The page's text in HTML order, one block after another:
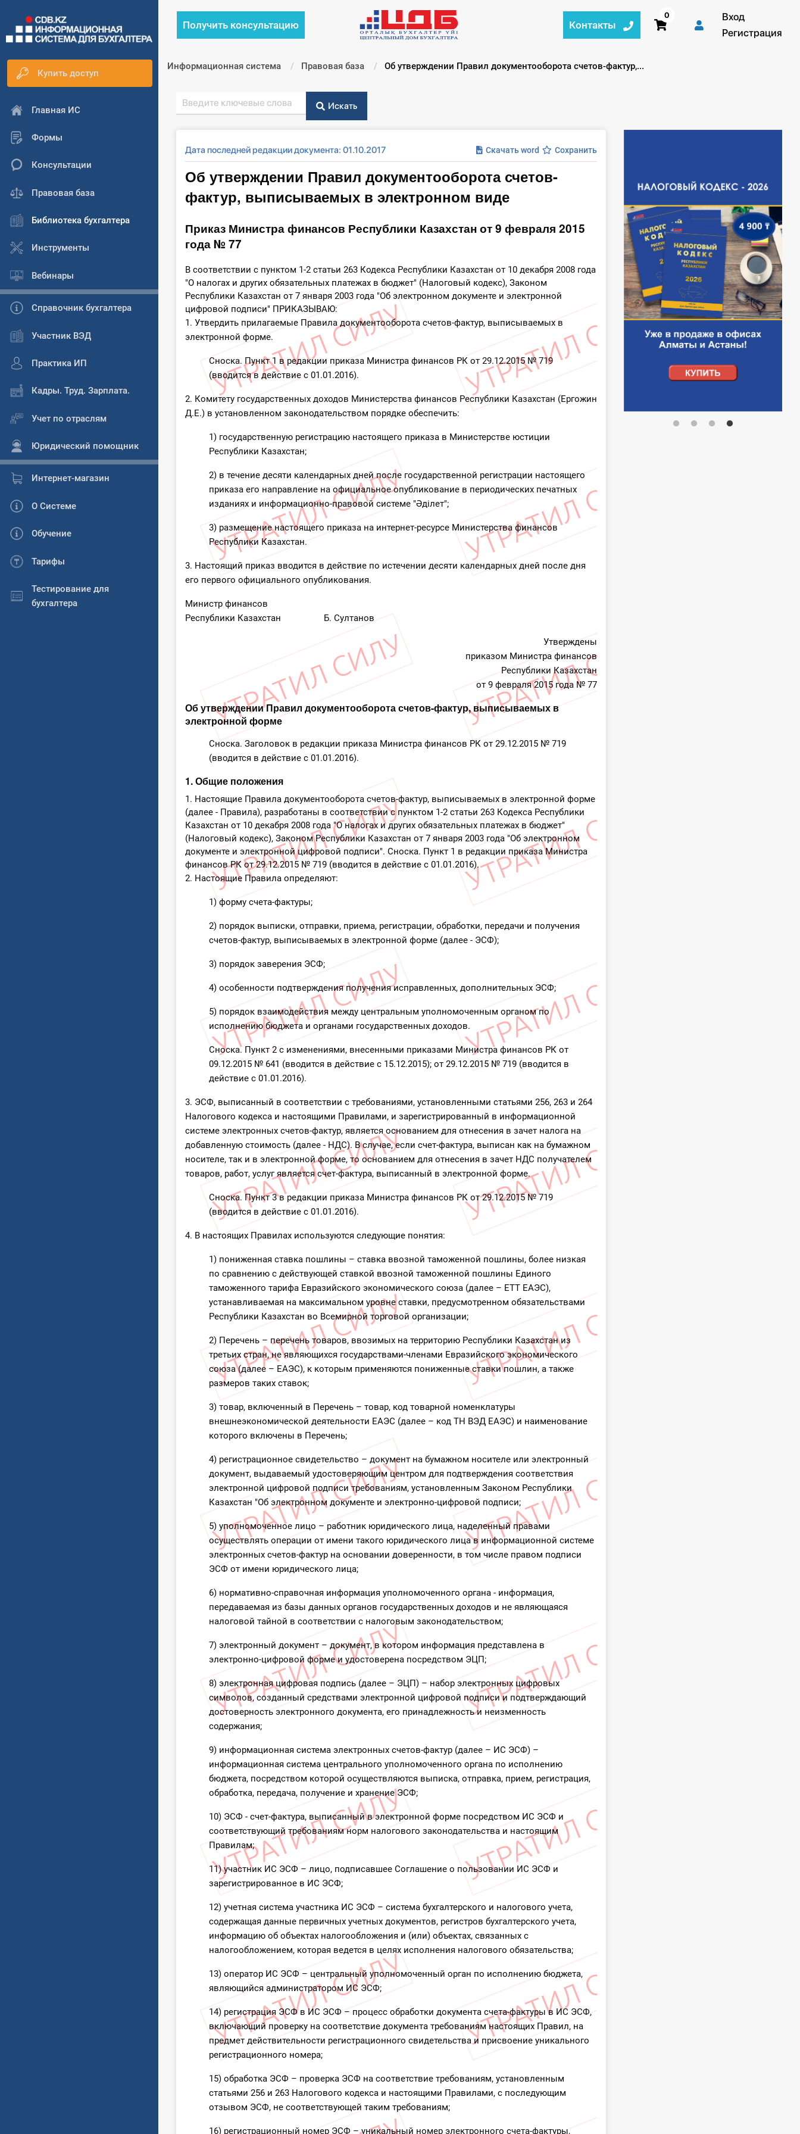
Купить доступ
Главная ИС
Формы
Консультации
Правовая база
Библиотека бухгалтера
Инструменты
Вебинары
Справочник бухгалтера
Участник ВЭД
Практика ИП
Кадры. Труд. Зарплата.
Учет по отраслям
Юридический помощник
Интернет-магазин
О Системе
Обучение
Тарифы
Тестирование для
бухгалтера
Получить консультацию Контакты
0
Вход
Регистрация
Информационная система Правовая база Текущий:
Об утверждении Правил документооборота счетов-фактур,...
Искать
Дата последней редакции документа: 01.10.2017 Скачать word Сохранить
Об утверждении Правил документооборота счетов-
фактур, выписываемых в электронном виде
Приказ Министра финансов Республики Казахстан от 9 февраля 2015
года № 77
В соответствии с пунктом 1-2 статьи 263 Кодекса Республики Казахстан от 10 декабря 2008 года
"О налогах и других обязательных платежах в бюджет" (Налоговый кодекс), Законом
Республики Казахстан от 7 января 2003 года "Об электронном документе и электронной
цифровой подписи" ПРИКАЗЫВАЮ:
1. Утвердить прилагаемые Правила документооборота счетов-фактур, выписываемых в
электронной форме.
Сноска. Пункт 1 в редакции приказа Министра финансов РК от 29.12.2015 № 719
(вводится в действие с 01.01.2016).
2. Комитету государственных доходов Министерства финансов Республики Казахстан (Ергожин
Д.Е.) в установленном законодательством порядке обеспечить:
1) государственную регистрацию настоящего приказа в Министерстве юстиции
Республики Казахстан;
2) в течение десяти календарных дней после государственной регистрации настоящего
приказа его направление на официальное опубликование в периодических печатных
изданиях и информационно-правовой системе "Әділет";
3) размещение настоящего приказа на интернет-ресурсе Министерства финансов
Республики Казахстан.
3. Настоящий приказ вводится в действие по истечении десяти календарных дней после дня
его первого официального опубликования.
Министр финансов
Республики Казахстан Б. Султанов
Утверждены
приказом Министра финансов
Республики Казахстан
от 9 февраля 2015 года № 77
Об утверждении Правил документооборота счетов-фактур, выписываемых в
электронной форме
Сноска. Заголовок в редакции приказа Министра финансов РК от 29.12.2015 № 719
(вводится в действие с 01.01.2016).
1. Общие положения
1. Настоящие Правила документооборота счетов-фактур, выписываемых в электронной форме
(далее - Правила), разработаны в соответствии с пунктом 1-2 статьи 263 Кодекса Республики
Казахстан от 10 декабря 2008 года "О налогах и других обязательных платежах в бюджет"
(Налоговый кодекс), Законом Республики Казахстан от 7 января 2003 года "Об электронном
документе и электронной цифровой подписи". Сноска. Пункт 1 в редакции приказа Министра
финансов РК от 29.12.2015 № 719 (вводится в действие с 01.01.2016).
2. Настоящие Правила определяют:
1) форму счета-фактуры;
2) порядок выписки, отправки, приема, регистрации, обработки, передачи и получения
счетов-фактур, выписываемых в электронной форме (далее - ЭСФ);
3) порядок заверения ЭСФ;
4) особенности подтверждения получения исправленных, дополнительных ЭСФ;
5) порядок взаимодействия между центральным уполномоченным органом по
исполнению бюджета и органами государственных доходов.
Сноска. Пункт 2 с изменениями, внесенными приказами Министра финансов РК от
09.12.2015 № 641 (вводится в действие с 15.12.2015); от 29.12.2015 № 719 (вводится в
действие с 01.01.2016).
3. ЭСФ, выписанный в соответствии с требованиями, установленными статьями 256, 263 и 264
Налогового кодекса и настоящими Правилами, и зарегистрированный в информационной
системе электронных счетов-фактур, является основанием для отнесения в зачет налога на
добавленную стоимость (далее - НДС). В случае, если счет-фактура, выписан как на бумажном
носителе, так и в электронной форме, то основанием для отнесения в зачет НДС получателем
товаров, работ, услуг является счет-фактура, выписанный в электронной форме.
Сноска. Пункт 3 в редакции приказа Министра финансов РК от 29.12.2015 № 719
(вводится в действие с 01.01.2016).
4. В настоящих Правилах используются следующие понятия:
1) пониженная ставка пошлины – ставка ввозной таможенной пошлины, более низкая
по сравнению с действующей ставкой ввозной таможенной пошлины Единого
таможенного тарифа Евразийского экономического союза (далее – ЕТТ ЕАЭС),
устанавливаемая на максимальном уровне ставки, предусмотренном обязательствами
Республики Казахстан во Всемирной торговой организации;
2) Перечень – перечень товаров, ввозимых на территорию Республики Казахстан из
третьих стран, не являющихся государствами-членами Евразийского экономического
союза (далее – ЕАЭС), к которым применяются пониженные ставки пошлин, а также
размеров таких ставок;
3) товар, включенный в Перечень – товар, код товарной номенклатуры
внешнеэкономической деятельности ЕАЭС (далее – код ТН ВЭД ЕАЭС) и наименование
которого включены в Перечень;
4) регистрационное свидетельство – документ на бумажном носителе или электронный
документ, выдаваемый удостоверяющим центром для подтверждения соответствия
электронной цифровой подписи требованиям, установленным Законом Республики
Казахстан "Об электронном документе и электронно-цифровой подписи;
5) уполномоченное лицо – работник юридического лица, наделенный правами
осуществлять операции от имени такого юридического лица в информационной системе
электронных счетов-фактур на основании доверенности, в том числе правом подписи
ЭСФ от имени юридического лица;
6) нормативно-справочная информация уполномоченного органа - информация,
передаваемая из базы данных органов государственных доходов и не являющаяся
налоговой тайной в соответствии с налоговым законодательством;
7) электронный документ – документ, в котором информация представлена в
электронно-цифровой форме и удостоверена посредством ЭЦП;
8) электронная цифровая подпись (далее – ЭЦП) – набор электронных цифровых
символов, созданный средствами электронной цифровой подписи и подтверждающий
достоверность электронного документа, его принадлежность и неизменность
содержания;
9) информационная система электронных счетов-фактур (далее – ИС ЭСФ) –
информационная система центрального уполномоченного органа по исполнению
бюджета, посредством которой осуществляются выписка, отправка, прием, регистрация,
обработка, передача, получение и хранение ЭСФ;
10) ЭСФ - счет-фактура, выписанный в электронной форме посредством ИС ЭСФ и
соответствующий требованиям норм налогового законодательства и настоящим
Правилам;
11) участник ИС ЭСФ – лицо, подписавшее Соглашение о пользовании ИС ЭСФ и
зарегистрированное в ИС ЭСФ;
12) учетная система участника ИС ЭСФ – система бухгалтерского и налогового учета,
содержащая данные первичных учетных документов, регистров бухгалтерского учета,
информацию об объектах налогообложения и (или) объектах, связанных с
налогообложением, которая ведется в целях исполнения налогового обязательства;
13) оператор ИС ЭСФ – центральный уполномоченный орган по исполнению бюджета,
являющийся администратором ИС ЭСФ;
14) регистрация ЭСФ в ИС ЭСФ – процесс обработки документа счета-фактуры в ИС ЭСФ,
включающий проверку на соответствие документа требованиям настоящих Правил, на
предмет действительности регистрационного свидетельства и присвоение уникального
регистрационного номера;
15) обработка ЭСФ – проверка ЭСФ на соответствие требованиям, установленным
статьями 256 и 263 Налогового кодекса и настоящими Правилами, с последующим
отзывом ЭСФ, не соответствующей таким требованиям;
16) регистрационный номер ЭСФ – уникальный номер электронного счета-фактуры,